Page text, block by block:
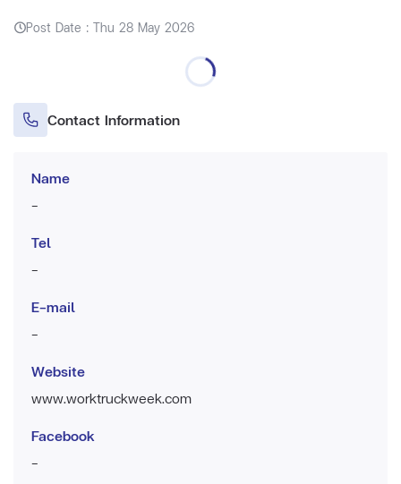
Post Date : Thu 28 May 2026
Contact Information
Name
-
Tel
-
E-mail
-
Website
www.worktruckweek.com
Facebook
-